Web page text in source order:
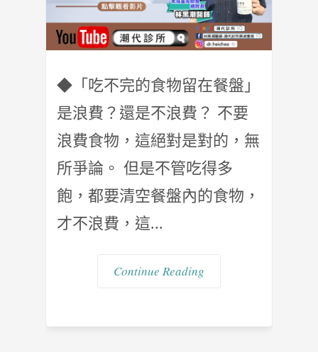
◆「吃不完的食物留在餐盤」
是浪費？還是不浪費？ 不要
浪費食物，這絕對是對的，無
所爭論。 但是不管吃得多
飽，都要清空餐盤內的食物，
才不浪費，這...
Continue Reading